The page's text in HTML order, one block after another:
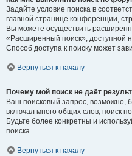
Задайте условие поиска в
главной странице конференции,
Вы можете осуществить
«Расширенный поиск», доступной
Способ доступа к поиску может
Вернуться к началу
Почему мой поиск не даёт
Ваш поисковый запрос,
включал много общих слов, поиск
Будьте более конкретны и
поиска.
Вернуться к началу